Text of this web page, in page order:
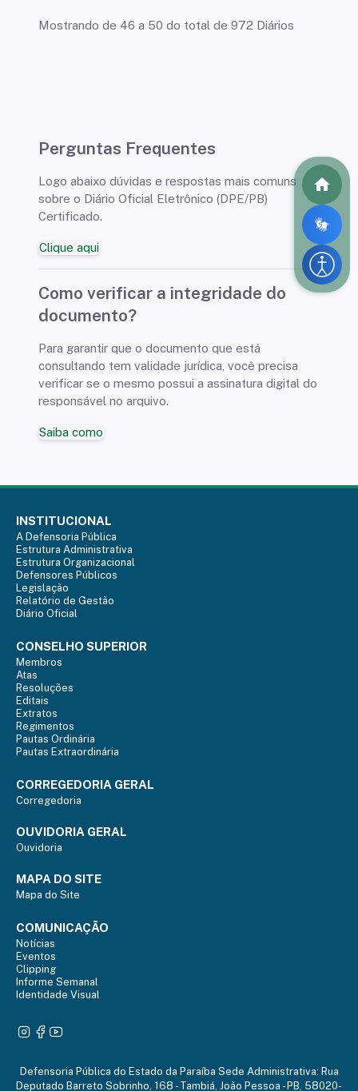
Mostrando de 46 a 50 do total de 972 Diários
Perguntas Frequentes
Logo abaixo dúvidas e respostas mais comuns
sobre o Diário Oficial Eletrônico (DPE/PB)
Certificado.
Clique aqui
Como verificar a integridade do
documento?
Para garantir que o documento que está
consultando tem validade jurídica, você precisa
verificar se o mesmo possui a assinatura digital do
responsável no arquivo.
Saiba como
INSTITUCIONAL
A Defensoria Pública
Estrutura Administrativa
Estrutura Organizacional
Defensores Públicos
Legislação
Relatório de Gestão
Diário Oficial
CONSELHO SUPERIOR
Membros
Atas
Resoluções
Editais
Extratos
Regimentos
Pautas Ordinária
Pautas Extraordinária
CORREGEDORIA GERAL
Corregedoria
OUVIDORIA GERAL
Ouvidoria
MAPA DO SITE
Mapa do Site
COMUNICAÇÃO
Notícias
Eventos
Clipping
Informe Semanal
Identidade Visual
Defensoria Pública do Estado da Paraíba Sede Administrativa: Rua
Deputado Barreto Sobrinho, 168 - Tambiá, João Pessoa - PB, 58020-